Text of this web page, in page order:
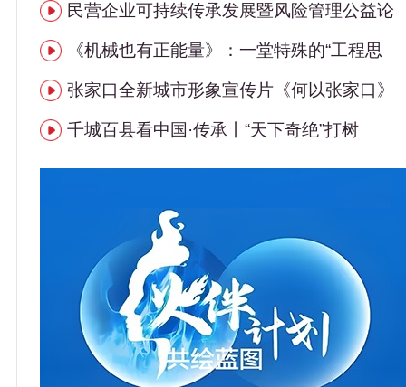
民营企业可持续传承发展暨风险管理公益论
《机械也有正能量》：一堂特殊的“工程思
张家口全新城市形象宣传片《何以张家口》
千城百县看中国·传承丨“天下奇绝”打树